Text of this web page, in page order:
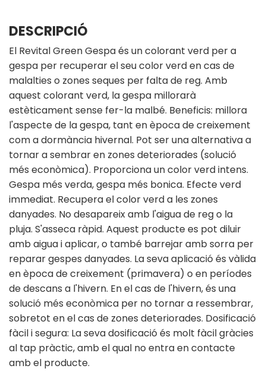
DESCRIPCIÓ
El Revital Green Gespa és un colorant verd per a
gespa per recuperar el seu color verd en cas de
malalties o zones seques per falta de reg. Amb
aquest colorant verd, la gespa millorarà
estèticament sense fer-la malbé. Beneficis: millora
l'aspecte de la gespa, tant en època de creixement
com a dormància hivernal. Pot ser una alternativa a
tornar a sembrar en zones deteriorades (solució
més econòmica). Proporciona un color verd intens.
Gespa més verda, gespa més bonica. Efecte verd
immediat. Recupera el color verd a les zones
danyades. No desapareix amb l'aigua de reg o la
pluja. S'asseca ràpid. Aquest producte es pot diluir
amb aigua i aplicar, o també barrejar amb sorra per
reparar gespes danyades. La seva aplicació és vàlida
en època de creixement (primavera) o en períodes
de descans a l'hivern. En el cas de l'hivern, és una
solució més econòmica per no tornar a ressembrar,
sobretot en el cas de zones deteriorades. Dosificació
fàcil i segura: La seva dosificació és molt fàcil gràcies
al tap pràctic, amb el qual no entra en contacte
amb el producte.